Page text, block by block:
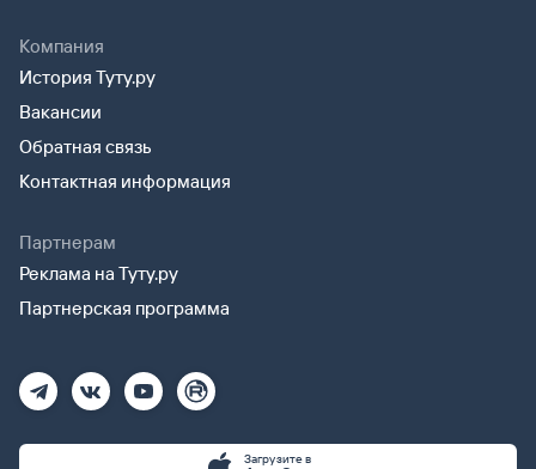
Компания
История Туту.ру
Вакансии
Обратная связь
Контактная информация
Партнерам
Реклама на Туту.ру
Партнерская программа
Загрузите в